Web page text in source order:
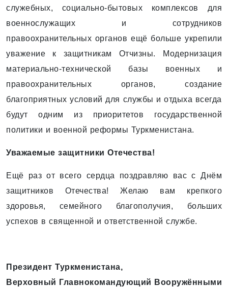
служебных, социально-бытовых комплексов для
военнослужащих и сотрудников
правоохранительных органов ещё больше укрепили
уважение к защитникам Отчизны. Модернизация
материально-технической базы военных и
правоохранительных органов, создание
благоприятных условий для службы и отдыха всегда
будут одним из приоритетов государственной
политики и военной реформы Туркменистана.
Уважаемые защитники Отечества!
Ещё раз от всего сердца поздравляю вас с Днём
защитников Отечества! Желаю вам крепкого
здоровья, семейного благополучия, больших
успехов в священной и ответственной службе.
Президент Туркменистана,
Верховный Главнокомандующий Вооружёнными